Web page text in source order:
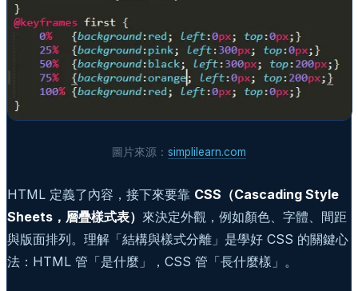
圖片來源： simplilearn.com
HTML 定義了內容，接下來要靠 CSS（Cascading Style
Sheets，層疊樣式表） 來決定外觀，例如顏色、字體、間距
與版面排列。理解「結構與樣式分離」是學好 CSS 的關鍵心
法：HTML 管「是什麼」，CSS 管「長什麼樣」。